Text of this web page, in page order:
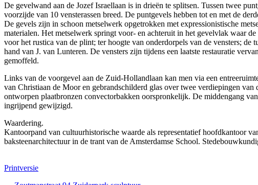
De gevelwand aan de Jozef Israellaan is in drieën te splitsen. Tussen twee
voorzijde van 10 vensterassen breed. De puntgevels hebben tot en met de
De gevels zijn in schoon metselwerk opgetrokken met expressionistische
materialen. Het metselwerk springt voor- en achteruit in het gevelvlak waar
voor het rustica van de plint; ter hoogte van onderdorpels van de vensters;
hand van J. van Lunteren. De vensters zijn tijdens een laatste restauratie
gemoffeld.
Links van de voorgevel aan de Zuid-Hollandlaan kan men via een
van Christiaan de Moor en gebrandschilderd glas over twee verdiepingen
ontworpen plaatbronzen convectorbakken oorspronkelijk. De middengang
ingrijpend gewijzigd.
Waardering.
Kantoorpand van cultuurhistorische waarde als representatief hoofdkantoor
baksteenarchitectuur in de trant van de Amsterdamse School.
Printversie